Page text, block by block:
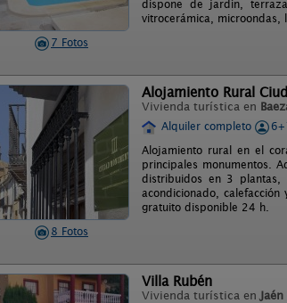
7 Fotos
dispone de jardín,
vitrocerámica, microondas,
8 Fotos
Alojamiento Rural
Vivienda turística en
Alquiler completo
Alojamiento rural en el
principales monumentos.
distribuidos en 3 plantas,
acondicionado,
gratuito disponible 24 h.
Villa Rubén
Vivienda turística enJaén